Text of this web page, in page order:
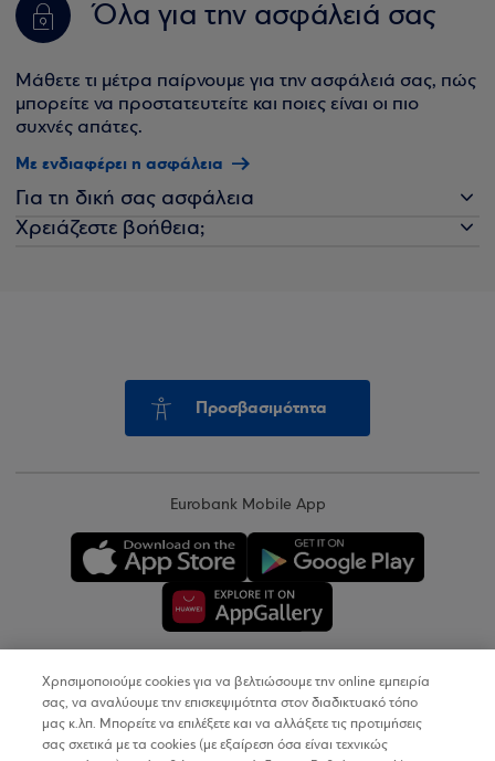
Όλα για την ασφάλειά σας
Μάθετε τι μέτρα παίρνουμε για την ασφάλειά σας, πώς
μπορείτε να προστατευτείτε και ποιες είναι οι πιο
συχνές απάτες.
Με ενδιαφέρει η ασφάλεια
Για τη δική σας ασφάλεια
Χρειάζεστε βοήθεια;
Προσβασιμότητα
Eurobank Mobile App
Copyright © 2026
Χρησιμοποιούμε cookies για να βελτιώσουμε την online εμπειρία
σας, να αναλύουμε την επισκεψιμότητα στον διαδικτυακό τόπο
μας κ.λπ. Μπορείτε να επιλέξετε και να αλλάξετε τις προτιμήσεις
σας σχετικά με τα cookies (με εξαίρεση όσα είναι τεχνικώς